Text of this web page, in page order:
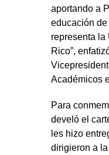
aportando a
educación
representa la
Rico”,
Académicos
Para
develó el
les hizo
dirigieron a